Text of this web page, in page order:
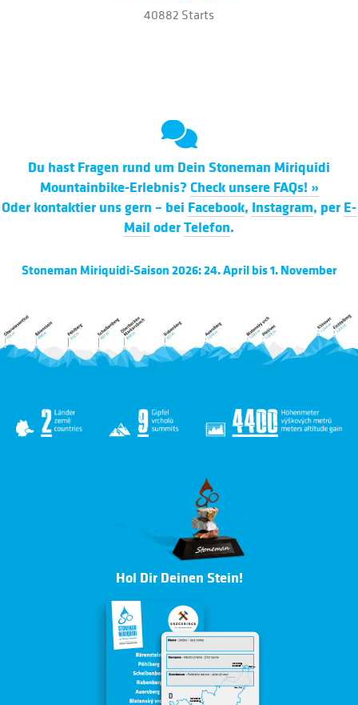
40882 Starts
Du hast Fragen rund um Dein Stoneman Miriquidi
Mountainbike-Erlebnis? Check unsere FAQs! »
Oder kontaktier uns gern – bei Facebook, Instagram, per E-
Mail oderTelefon.
Stoneman Miriquidi-Saison 2026: 24. April bis 1. November
Hol Dir Deinen Stein!